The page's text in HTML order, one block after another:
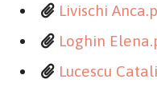
Livischi
Loghin
Lucescu